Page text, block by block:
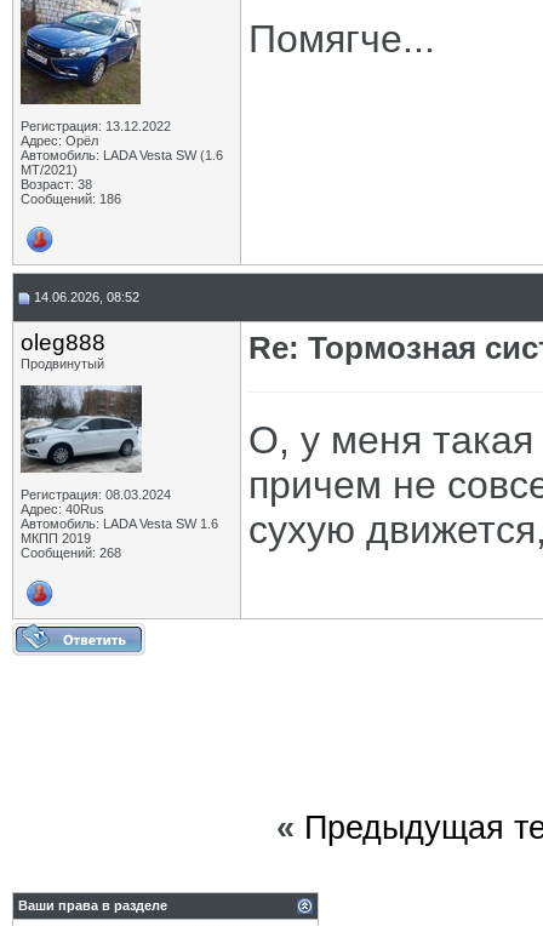
Регистрация: 13.12.2022
Адрес: Орёл
Автомобиль: LADA Vesta SW (1.6
МТ/2021)
Возраст: 38
Сообщений: 186
Помягче...
14.06.2026, 08:52
oleg888
Продвинутый
Регистрация: 08.03.2024
Адрес: 40Rus
Автомобиль: LADA Vesta SW 1.6
МКПП 2019
Сообщений: 268
Re: Тормозная
О, у меня
причем не
сухую
« Предыдущая
Ваши права в разделе